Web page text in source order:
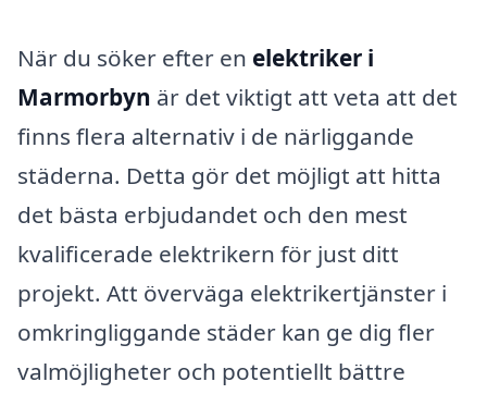
När du söker efter en elektriker i
Marmorbyn är det viktigt att veta att det
finns flera alternativ i de närliggande
städerna. Detta gör det möjligt att hitta
det bästa erbjudandet och den mest
kvalificerade elektrikern för just ditt
projekt. Att överväga elektrikertjänster i
omkringliggande städer kan ge dig fler
valmöjligheter och potentiellt bättre